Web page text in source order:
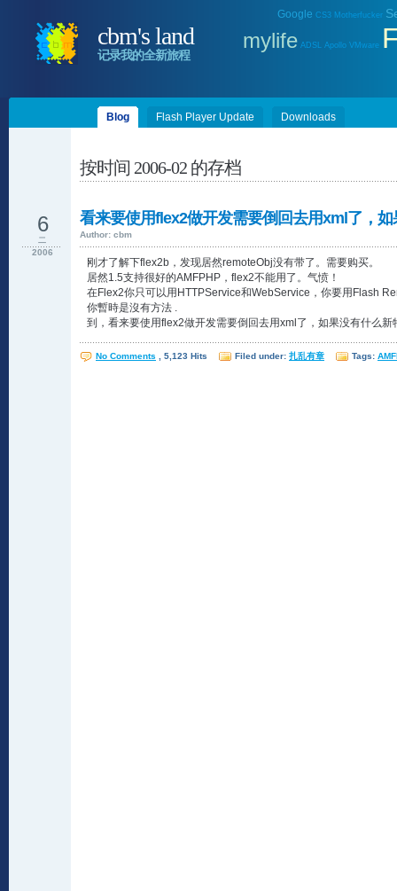
Google CS3 Motherfucker
mylife ADSL Apollo VMware
cbm's land
记录我的全新旅程
Blog Flash Player Update Downloads
按时间 2006-02 的存档
看来要使用flex2做开发需要倒回去用xml了，
Author: cbm
6
二
2006
刚才了解下flex2b，发现居然remoteObj没有带了。需要购买。
居然1.5支持很好的AMFPHP，flex2不能用了。气愤！
在Flex2你只可以用HTTPService和WebService，你要用Flash
你暫時是沒有方法 .
到，看来要使用flex2做开发需要倒回去用xml了，如果没有什么新
No Comments , 5,123 Hits Filed under: 扎乱有章 Tags: